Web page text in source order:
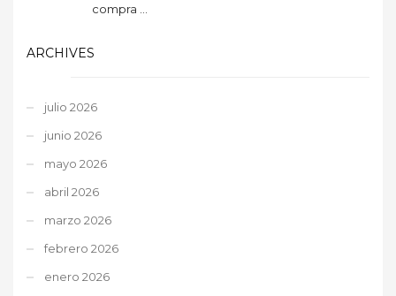
compra ...
ARCHIVES
julio 2026
junio 2026
mayo 2026
abril 2026
marzo 2026
febrero 2026
enero 2026